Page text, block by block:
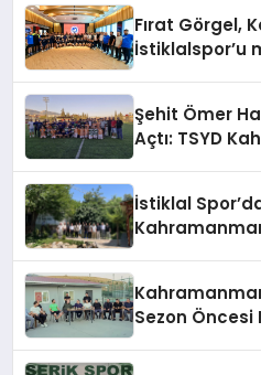
Fırat Görgel,
İstiklalspor’u
Şehit Ömer
Açtı: TSYD
İstiklal
Sezon Öncesi